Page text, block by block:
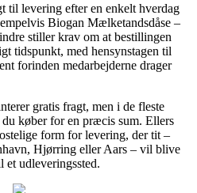
til levering efter en enkelt hverdag
Biogan Mælketandsdåse –
stiller krav om at bestillingen
tidspunkt, med hensynstagen til
forinden medarbejderne drager
gratis fragt, men i de fleste
køber for en præcis sum. Ellers
form for levering, der tit –
Hjørring eller Aars – vil blive
et udleveringssted.